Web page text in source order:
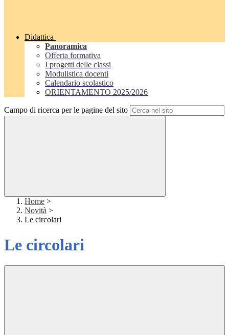
Didattica
Panoramica
Offerta formativa
I progetti delle classi
Modulistica docenti
Calendario scolastico
ORIENTAMENTO 2025/2026
Campo di ricerca per le pagine del sito
Home >
Novità >
Le circolari
Le circolari